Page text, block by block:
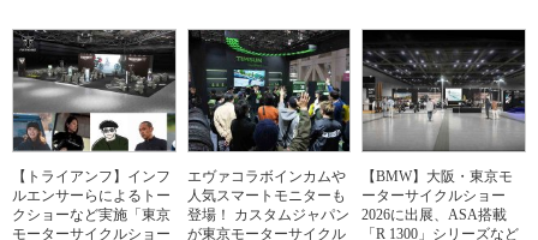
【トライアンフ】インフ
ルエンサーらによるトー
クショーなど実施「東京
モーターサイクルショー
エヴァコラボインカムや
人気スマートモニターも
登場！ カスタムジャパン
が東京モーターサイクル
【BMW】大阪・東京モ
ーターサイクルショー
2026に出展、ASA搭載
「R 1300」シリーズなど